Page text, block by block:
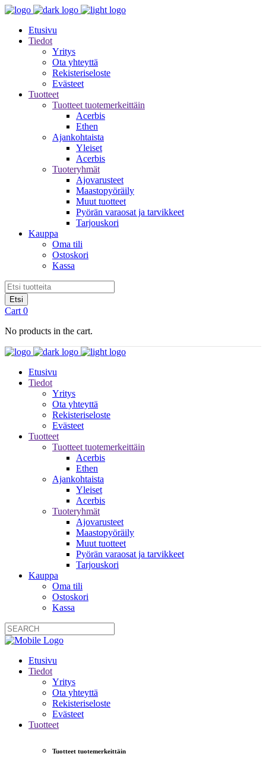
Etusivu
Tiedot
Yritys
Ota yhteyttä
Rekisteriseloste
Evästeet
Tuotteet
Tuotteet tuotemerkeittäin
Acerbis
Ethen
Ajankohtaista
Yleiset
Acerbis
Tuoteryhmät
Ajovarusteet
Maastopyöräily
Muut tuotteet
Pyörän varaosat ja tarvikkeet
Tarjouskori
Kauppa
Oma tili
Ostoskori
Kassa
Cart 0
No products in the cart.
Etusivu
Tiedot
Yritys
Ota yhteyttä
Rekisteriseloste
Evästeet
Tuotteet
Tuotteet tuotemerkeittäin
Acerbis
Ethen
Ajankohtaista
Yleiset
Acerbis
Tuoteryhmät
Ajovarusteet
Maastopyöräily
Muut tuotteet
Pyörän varaosat ja tarvikkeet
Tarjouskori
Kauppa
Oma tili
Ostoskori
Kassa
Etusivu
Tiedot
Yritys
Ota yhteyttä
Rekisteriseloste
Evästeet
Tuotteet
Tuotteet tuotemerkeittäin